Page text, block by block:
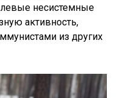
несистемные
активность,
из других